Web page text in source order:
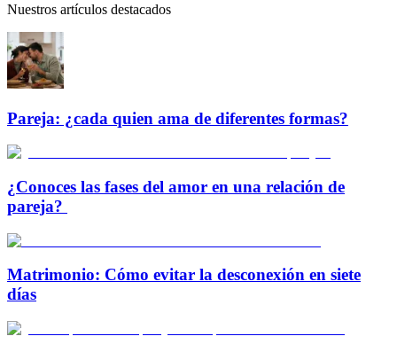
Nuestros artículos destacados
Pareja: ¿cada quien ama de diferentes formas?
¿Conoces las fases del amor en una relación de
pareja?
Matrimonio: Cómo evitar la desconexión en siete
días